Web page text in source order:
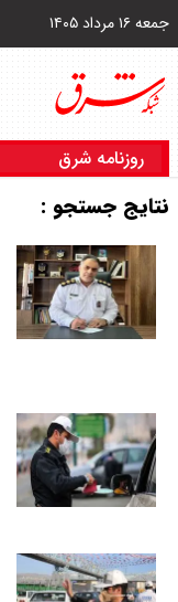
جمعه ۱۶ مرداد ۱۴۰۵
روزنامه شرق
نتایج جستجو :